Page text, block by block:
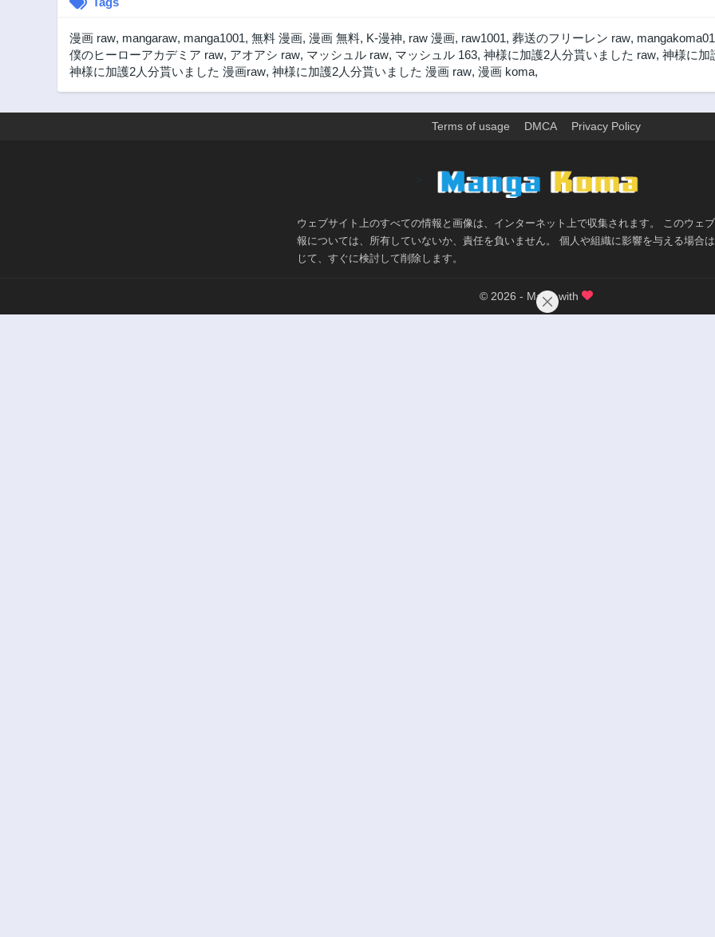
漫画 raw, mangaraw, manga1001, 無料 漫画, 漫画 無料, K-漫神, raw 漫画, raw1001, 葬送のフリーレン raw, mangakoma01
僕のヒーローアカデミア raw, アオアシ raw, マッシュル raw, マッシュル 163, 神様に加護2人分貰いました raw, 神様に加
神様に加護2人分貰いました 漫画raw, 神様に加護2人分貰いました 漫画 raw, 漫画 koma,
Terms of usage DMCA Privacy Policy
ウェブサイト上のすべての情報と画像は、インターネット上で収集されます。 このウェ
報については、所有していないか、責任を負いません。 個人や組織に影響を与える場合
じて、すぐに検討して削除します。
© 2026 - Made with